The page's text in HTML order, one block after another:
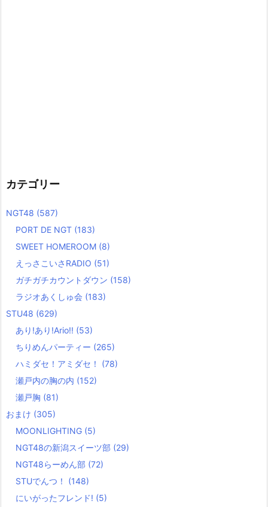
カテゴリー
NGT48 (587)
PORT DE NGT (183)
SWEET HOMEROOM (8)
えっさこいさRADIO (51)
ガチガチカウントダウン (158)
ラジオあくしゅ会 (183)
STU48 (629)
あり!あり!Ario!! (53)
ちりめんパーティー (265)
ハミダセ！アミダセ！ (78)
瀬戸内の胸の内 (152)
瀬戸胸 (81)
おまけ (305)
MOONLIGHTING (5)
NGT48の新潟スイーツ部 (29)
NGT48らーめん部 (72)
STUでんつ！ (148)
にいがったフレンド! (5)